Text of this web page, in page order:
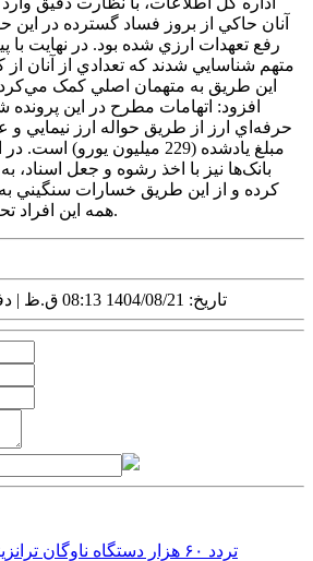
آنان حاکي از بروز فساد گسترده در اين
متهم شناسايي شدند که تعدادي از آنان از
اين طريق به متهمان اصلي کمک
افزود: اتهامات مطرح در اين
حرفه‌اي ارز از طريق حواله ارز نيمايي و
مبلغ يادشده (229 ميليون
بانک‌ها نيز با اخذ رشوه و جعل اسناد،
کرده و از اين طريق خسارات سنگيني به
همه اين افراد تحت تعقيب قرار گرفته‌اند.
تاریخ: 1404/08/21 08:13 ق.ظ |